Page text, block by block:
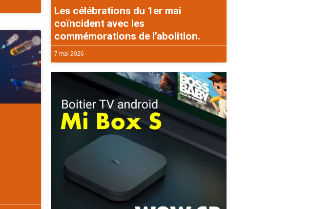
Les célébrations du 1er mai
coïncident avec les
commémorations de l’abolition.
7 mai 2026